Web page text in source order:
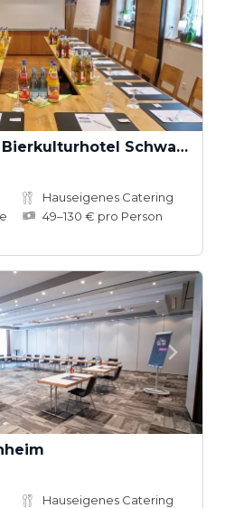
Best Western Plus Bierkulturhotel Schwanen
Hauseigenes Catering
49–130 € pro Person
Hauseigenes Catering